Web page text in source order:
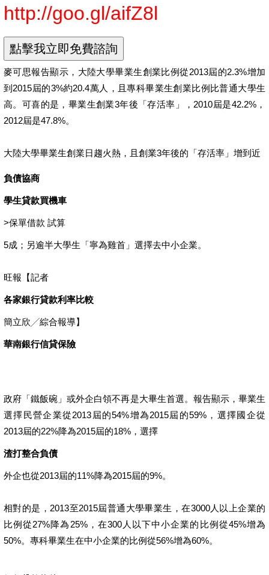
http://goo.gl/aifZ8l
麥可思報告顯示，大陸大學畢業生創業比例從2013屆的2.3%增加
到2015屆的3%約20.4萬人，且專科畢業生創業比例比普通大學生
高。可喜的是，畢業生創業3年後「存活率」，2010屆是42.2%，
2012屆是47.8%。
大陸大學畢業生創業日趨火熱，且創業3年後的「存活率」增到近
負債協商
學生貸款買機車
>保單借款 試算
5成；另逾半大學生「寧為雞首」選擇去中小企業。
旺報【記者
各家銀行貸款利率比較
簡立欣╱綜合報導】
華南銀行信貸保險
政府「鐵飯碗」或外企白領不再是大畢生首選。報告顯示，畢業生
選擇民營企業從2013屆的54%增為2015屆的59%，選擇國企從
2013屆的22%降為2015屆的18%，選擇
渣打整合負債
外企也從2013屆的11%降為2015屆的9%。
相對的是，2013至2015屆普通大學畢業生，在3000人以上企業的
比例從27%降為25%，在300人以下中小企業的比例從45%增為
50%。專科畢業生在中小企業的比例從56%增為60%。